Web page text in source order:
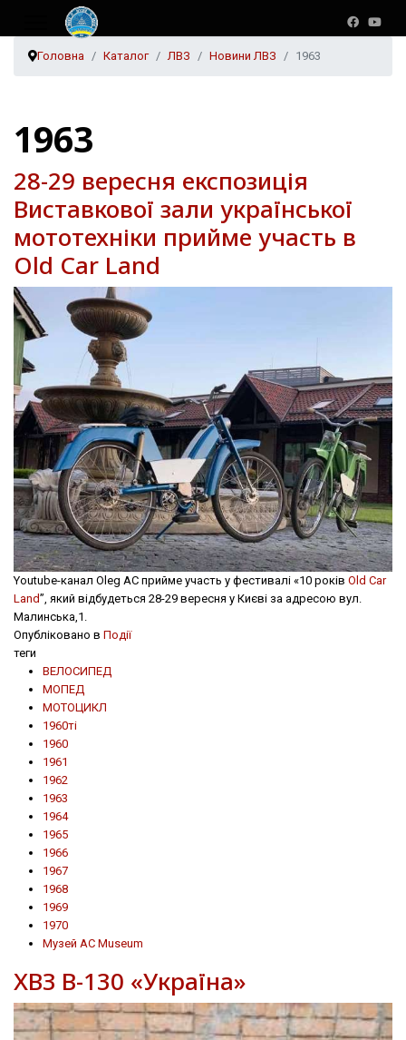
Головна Каталог ЛВЗ Новини ЛВЗ 1963
1963
28-29 вересня експозиція
Виставкової зали української
мототехніки прийме участь в
Old Car Land
Youtube-канал Oleg AC прийме участь у фестивалі «10 років Old Car
Land”, який відбудеться 28-29 вересня у Києві за адресою вул.
Малинська,1.
Опубліковано в Події
теги
ВЕЛОСИПЕД
МОПЕД
МОТОЦИКЛ
1960ті
1960
1961
1962
1963
1964
1965
1966
1967
1968
1969
1970
Музей AC Museum
ХВЗ В-130 «Україна»